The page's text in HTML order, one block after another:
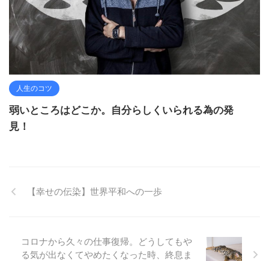
人生のコツ
弱いところはどこか。自分らしくいられる為の発
見！
【幸せの伝染】世界平和への一歩
コロナから久々の仕事復帰。どうしてもや
る気が出なくてやめたくなった時、終息ま